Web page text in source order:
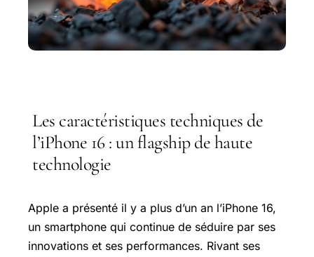
Les caractéristiques techniques de
l’iPhone 16 : un flagship de haute
technologie
Apple a présenté il y a plus d’un an l’iPhone 16,
un smartphone qui continue de séduire par ses
innovations et ses performances. Rivant ses